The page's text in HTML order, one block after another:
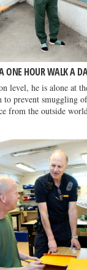
ONE HOUR WALK A
level, he is alone at
to prevent smuggling
from the outside